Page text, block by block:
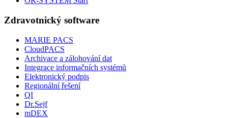
Zdravotnický software
MARIE PACS
CloudPACS
Archivace a zálohování dat
Integrace informačních systémů
Elektronický podpis
Regionální řešení
QI
Dr.Sejf
mDEX